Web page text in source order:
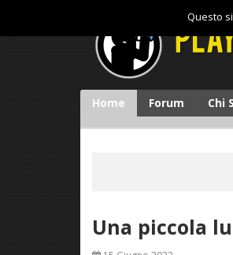
Home Forum Chi
Una piccola
Questo